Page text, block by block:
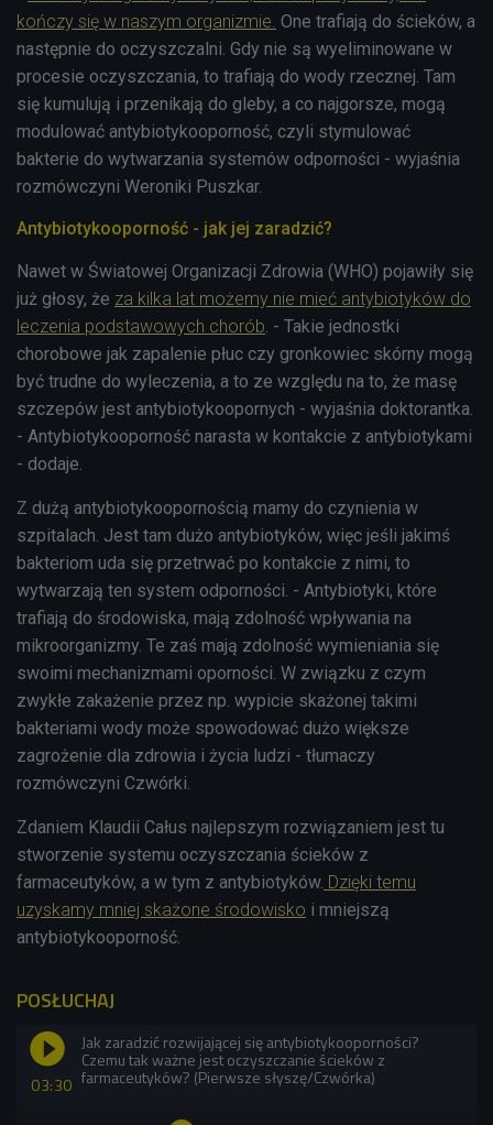
kończy się w naszym organizmie. One trafiają do ścieków, a
następnie do oczyszczalni. Gdy nie są wyeliminowane w
procesie oczyszczania, to trafiają do wody rzecznej. Tam
się kumulują i przenikają do gleby, a co najgorsze, mogą
modulować antybiotykooporność, czyli stymulować
bakterie do wytwarzania systemów odporności - wyjaśnia
rozmówczyni Weroniki Puszkar.
Antybiotykooporność - jak jej zaradzić?
Nawet w Światowej Organizacji Zdrowia (WHO) pojawiły się
już głosy, że za kilka lat możemy nie mieć antybiotyków do
leczenia podstawowych chorób. - Takie jednostki
chorobowe jak zapalenie płuc czy gronkowiec skórny mogą
być trudne do wyleczenia, a to ze względu na to, że masę
szczepów jest antybiotykoopornych - wyjaśnia doktorantka.
- Antybiotykooporność narasta w kontakcie z antybiotykami
- dodaje.
Z dużą antybiotykoopornością mamy do czynienia w
szpitalach. Jest tam dużo antybiotyków, więc jeśli jakimś
bakteriom uda się przetrwać po kontakcie z nimi, to
wytwarzają ten system odporności. - Antybiotyki, które
trafiają do środowiska, mają zdolność wpływania na
mikroorganizmy. Te zaś mają zdolność wymieniania się
swoimi mechanizmami oporności. W związku z czym
zwykłe zakażenie przez np. wypicie skażonej takimi
bakteriami wody może spowodować dużo większe
zagrożenie dla zdrowia i życia ludzi - tłumaczy
rozmówczyni Czwórki.
Zdaniem Klaudii Całus najlepszym rozwiązaniem jest tu
stworzenie systemu oczyszczania ścieków z
farmaceutyków, a w tym z antybiotyków. Dzięki temu
uzyskamy mniej skażone środowisko i mniejszą
antybiotykooporność.
POSŁUCHAJ
03:30
Jak zaradzić rozwijającej się antybiotykooporności?
Czemu tak ważne jest oczyszczanie ścieków z
farmaceutyków? (Pierwsze słyszę/Czwórka)